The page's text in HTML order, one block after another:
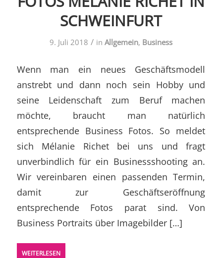
SCHWEINFURT
9. Juli 2018 / in Allgemein, Business
Wenn man ein neues Geschäftsmodell
anstrebt und dann noch sein Hobby und
seine Leidenschaft zum Beruf machen
möchte, braucht man natürlich
entsprechende Business Fotos. So meldet
sich Mélanie Richet bei uns und fragt
unverbindlich für ein Businessshooting an.
Wir vereinbaren einen passenden Termin,
damit zur Geschäftseröffnung
entsprechende Fotos parat sind. Von
Business Portraits über Imagebilder […]
WEITERLESEN